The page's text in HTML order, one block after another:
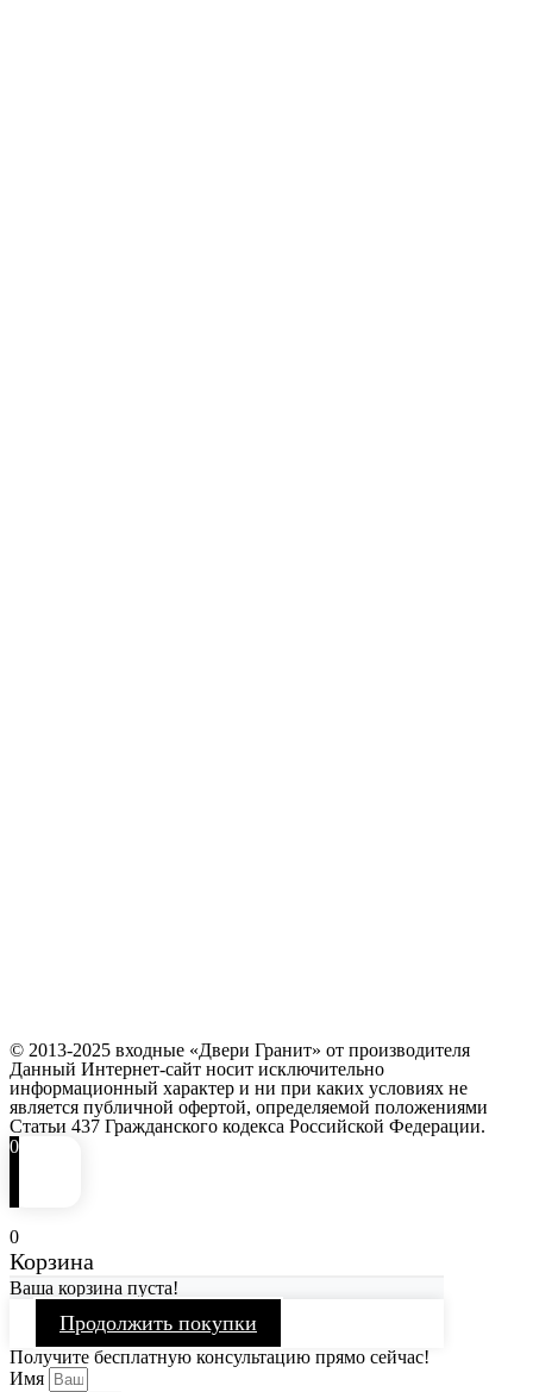
© 2013-2025 входные «Двери Гранит» от производителя
Данный Интернет-сайт носит исключительно
информационный характер и ни при каких условиях не
является публичной офертой, определяемой положениями
Статьи 437 Гражданского кодекса Российской Федерации.
0
0
Корзина
Ваша корзина пуста!
Продолжить покупки
Получите бесплатную консультацию прямо сейчас!
Имя